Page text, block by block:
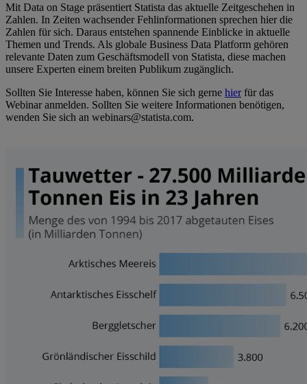
Mit Data on Stage präsentiert Statista das aktuelle Zeitgeschehen in
Zahlen. In Zeiten wachsender Fehlinformationen sprechen hier die
Zahlen für sich. Daraus entstehen spannende Einblicke in aktuelle
Themen und Trends. Als globale Business Data Platform gehören
relevante Daten zum Geschäftsmodell von Statista, diese machen
unsere Experten einem breiten Publikum zugänglich.
Sollten Sie Interesse haben, können Sie sich gerne hierfür das
Webinar anmelden. Sollten Sie weitere Informationen benötigen,
wenden Sie sich an webinars@statista.com.